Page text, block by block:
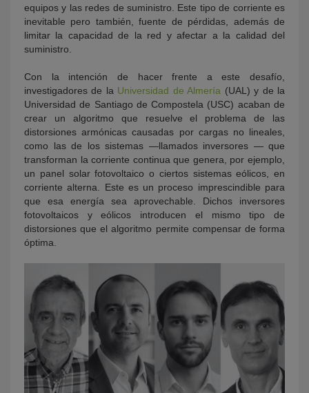
equipos y las redes de suministro. Este tipo de corriente es
inevitable pero también, fuente de pérdidas, además de
limitar la capacidad de la red y afectar a la calidad del
suministro.
Con la intención de hacer frente a este desafío,
investigadores de la Universidad de Almería (UAL) y de la
Universidad de Santiago de Compostela (USC) acaban de
crear un algoritmo que resuelve el problema de las
distorsiones armónicas causadas por cargas no lineales,
como las de los sistemas —llamados inversores — que
transforman la corriente continua que genera, por ejemplo,
un panel solar fotovoltaico o ciertos sistemas eólicos, en
corriente alterna. Este es un proceso imprescindible para
que esa energía sea aprovechable. Dichos inversores
fotovoltaicos y eólicos introducen el mismo tipo de
distorsiones que el algoritmo permite compensar de forma
óptima.